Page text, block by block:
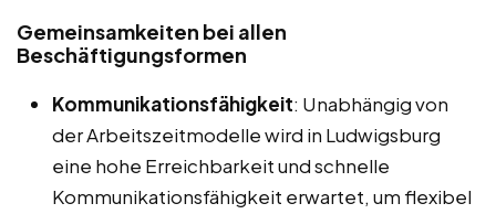
Gemeinsamkeiten bei allen
Beschäftigungsformen
Kommunikationsfähigkeit: Unabhängig von
der Arbeitszeitmodelle wird in Ludwigsburg
eine hohe Erreichbarkeit und schnelle
Kommunikationsfähigkeit erwartet, um flexibel